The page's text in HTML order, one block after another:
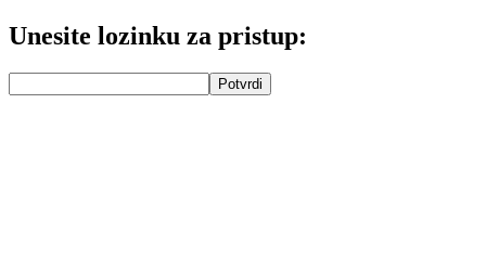
Unesite lozinku za pristup:
Potvrdi